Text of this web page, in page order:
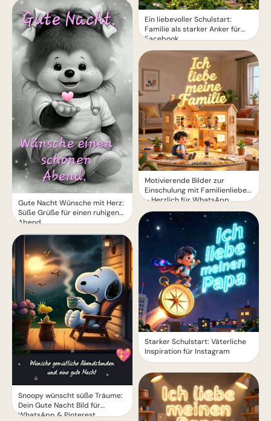
Gute Nacht Wünsche mit Herz:
Süße Grüße für einen ruhigen
Abend
Snoopy wünscht süße Träume:
Dein Gute Nacht Bild für
WhatsApp & Pinterest
Ein liebevoller Schulstart:
Familie als starker Anker für
Facebook
Motivierende Bilder zur
Einschulung mit Familienliebe
– Herzlich für WhatsApp
Starker Schulstart: Väterliche
Inspiration für Instagram